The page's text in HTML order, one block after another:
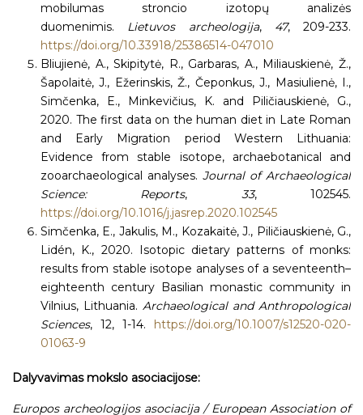
mobilumas stroncio izotopų analizės
duomenimis. Lietuvos archeologija, 47, 209-233.
https://doi.org/10.33918/25386514-047010
Bliujienė, A., Skipitytė, R., Garbaras, A., Miliauskienė, Ž.,
Šapolaitė, J., Ežerinskis, Ž., Čeponkus, J., Masiulienė, I.,
Simčenka, E., Minkevičius, K. and Piličiauskienė, G.,
2020. The first data on the human diet in Late Roman
and Early Migration period Western Lithuania:
Evidence from stable isotope, archaebotanical and
zooarchaeological analyses. Journal of Archaeological
Science: Reports, 33, 102545.
https://doi.org/10.1016/j.jasrep.2020.102545
Simčenka, E., Jakulis, M., Kozakaitė, J., Piličiauskienė, G.,
Lidén, K., 2020. Isotopic dietary patterns of monks:
results from stable isotope analyses of a seventeenth–
eighteenth century Basilian monastic community in
Vilnius, Lithuania. Archaeological and Anthropological
Sciences, 12, 1-14. https://doi.org/10.1007/s12520-020-
01063-9
Dalyvavimas mokslo asociacijose:
Europos archeologijos asociacija / European Association of